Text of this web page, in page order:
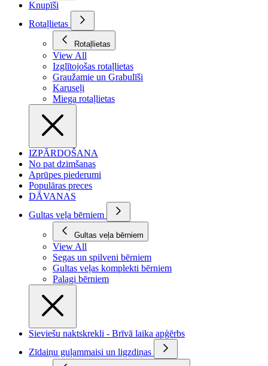
Knupīši
Rotaļlietas
Rotaļlietas
View All
Izglītojošas rotaļlietas
Graužamie un Grabulīši
Karuseļi
Miega rotaļlietas
IZPĀRDOŠANA
No pat dzimšanas
Aprūpes piederumi
Populāras preces
DĀVANAS
Gultas veļa bērniem
Gultas veļa bērniem
View All
Segas un spilveni bērniem
Gultas veļas komplekti bērniem
Palagi bērniem
Sieviešu naktskrekli - Brīvā laika apģērbs
Zīdaiņu guļammaisi un ligzdiņas